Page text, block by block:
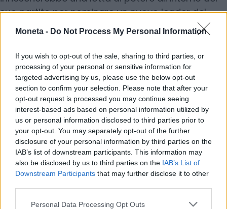
Moneta - Do Not Process My Personal Information
If you wish to opt-out of the sale, sharing to third parties, or
processing of your personal or sensitive information for
targeted advertising by us, please use the below opt-out
section to confirm your selection. Please note that after your
opt-out request is processed you may continue seeing
interest-based ads based on personal information utilized by
us or personal information disclosed to third parties prior to
your opt-out. You may separately opt-out of the further
disclosure of your personal information by third parties on the
IAB’s list of downstream participants. This information may
also be disclosed by us to third parties on the IAB’s List of
Downstream Participants that may further disclose it to other
Personal Data Processing Opt Outs
suo partito per nominare un nuovo leader del
partito e quindi un nuovo primo ministro, ma
potrebbero anche portare allo scioglimento
dell’intero parlamento e a elezioni anticipate”. Ciò
potrebbe complicare il quadro politico in
Giappone e rendere il cambiodollaro/yen
volatile nel breve termine “anche se un crollo
dell’USD-JPY oltre i 160, come quello verificatosi
nel luglio dello scorso anno, rimane improbabile”,
aggiungono gli esperti di Unicredit.
© RIPRODUZIONE RISERVATA